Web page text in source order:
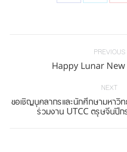
Post
PREVIOUS
Happy Lunar New
NEXT
Next
ขอเชิญบุคลากรและนักศึกษามหาวิ
ร่วมงาน UTCC ตรุษจีนปี